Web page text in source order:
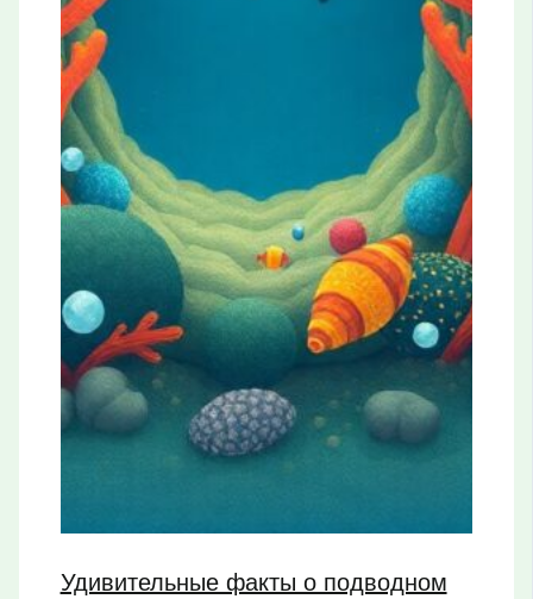
Удивительные факты о подводном